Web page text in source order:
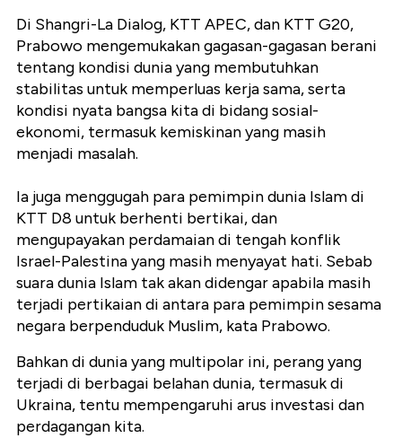
Di Shangri-La Dialog, KTT APEC, dan KTT G20,
Prabowo mengemukakan gagasan-gagasan berani
tentang kondisi dunia yang membutuhkan
stabilitas untuk memperluas kerja sama, serta
kondisi nyata bangsa kita di bidang sosial-
ekonomi, termasuk kemiskinan yang masih
menjadi masalah.
Ia juga menggugah para pemimpin dunia Islam di
KTT D8 untuk berhenti bertikai, dan
mengupayakan perdamaian di tengah konflik
Israel-Palestina yang masih menyayat hati. Sebab
suara dunia Islam tak akan didengar apabila masih
terjadi pertikaian di antara para pemimpin sesama
negara berpenduduk Muslim, kata Prabowo.
Bahkan di dunia yang multipolar ini, perang yang
terjadi di berbagai belahan dunia, termasuk di
Ukraina, tentu mempengaruhi arus investasi dan
perdagangan kita.